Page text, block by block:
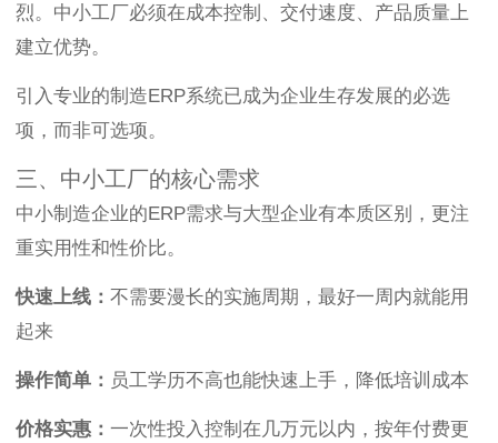
烈。中小工厂必须在成本控制、交付速度、产品质量上
建立优势。
引入专业的制造ERP系统已成为企业生存发展的必选
项，而非可选项。
三、中小工厂的核心需求
中小制造企业的ERP需求与大型企业有本质区别，更注
重实用性和性价比。
快速上线： 不需要漫长的实施周期，最好一周内就能用
起来
操作简单： 员工学历不高也能快速上手，降低培训成本
价格实惠： 一次性投入控制在几万元以内，按年付费更